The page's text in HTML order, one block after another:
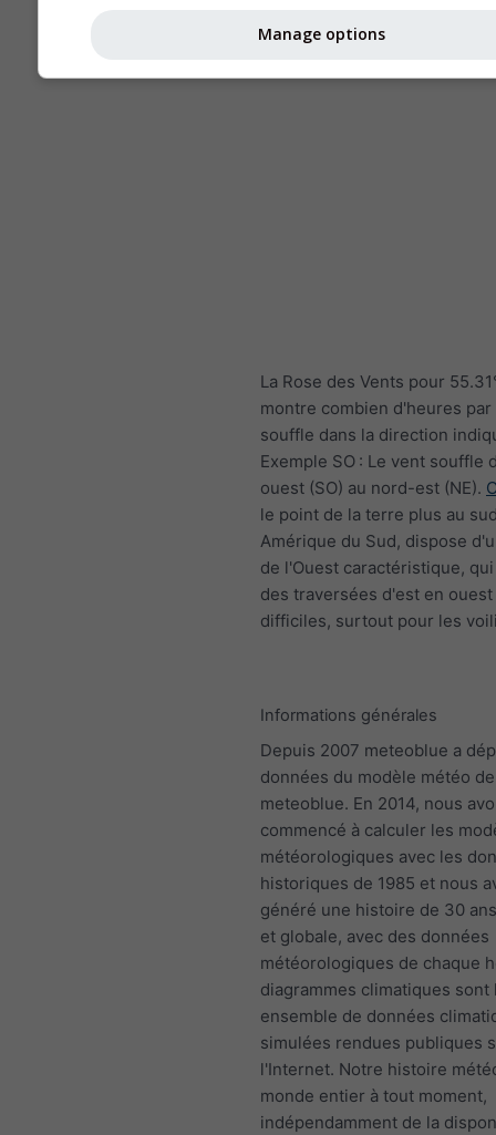
La Rose des Vents pour
montre combien d'heures par
souffle dans la direction
Exemple SO : Le vent souffle
ouest (SO) au nord-est (NE).
le point de la terre plus au
Amérique du Sud, dispose
de l'Ouest caractéristique,
des traversées d'est en
difficiles, surtout pour les
Informations générales
Depuis 2007 meteoblue a
données du modèle météo de
meteoblue. En 2014, nous
commencé à calculer les
météorologiques avec les
historiques de 1985 et nous
généré une histoire de 30
et globale, avec des données
météorologiques de chaque
diagrammes climatiques
ensemble de données
simulées rendues publiques
l'Internet. Notre histoire
monde entier à tout moment,
indépendamment de la
Manage options